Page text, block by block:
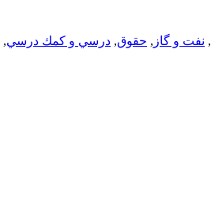
, نفت و گاز , حقوق, درسي و كمك درسي,